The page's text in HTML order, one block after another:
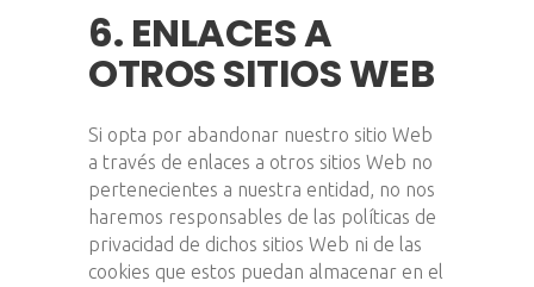
6. ENLACES A
OTROS SITIOS WEB
Si opta por abandonar nuestro sitio Web
a través de enlaces a otros sitios Web no
pertenecientes a nuestra entidad, no nos
haremos responsables de las políticas de
privacidad de dichos sitios Web ni de las
cookies que estos puedan almacenar en el